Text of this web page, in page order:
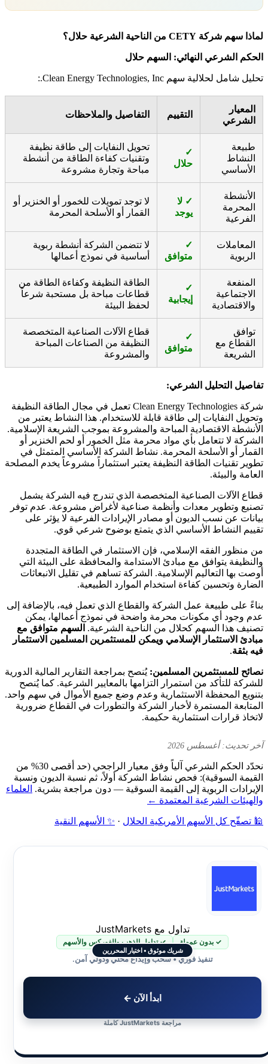
لماذا سهم شركة CETY من الناحية الشرعية حلال؟
الحكم الشرعي النهائي: السهم حلال
تحليل شامل لحلالية سهم Clean Energy Technologies, Inc.:
المعيار
الشرعي
التقييم التفاصيل والملاحظات
طبيعة
النشاط
الأساسي
✓
حلال
تحويل النفايات إلى طاقة نظيفة
وتقنيات كفاءة الطاقة من أنشطة
مباحة وتجارة مشروعة
الأنشطة
المحرمة
الفرعية
✓ لا
يوجد
لا توجد تمويلات للخمور أو الخنزير أو
القمار أو الأسلحة المحرمة
المعاملات
الربوية
✓
متوافق
لا تتضمن الشركة أنشطة ربوية
أساسية في نموذج أعمالها
المنفعة
الاجتماعية
والاقتصادية
✓
إيجابية
الطاقة النظيفة وكفاءة الطاقة من
قطاعات مباحة بل مستحبة شرعاً
لحفظ البيئة
توافق
القطاع مع
الشريعة
✓
متوافق
قطاع الآلات الصناعية المتخصصة
النظيفة من الصناعات المباحة
والمشروعة
تفاصيل التحليل الشرعي:
شركة Clean Energy Technologies تعمل في مجال الطاقة النظيفة
وتحويل النفايات إلى طاقة قابلة للاستخدام. هذا النشاط يعتبر من
الأنشطة الاقتصادية المباحة والمشروعة بموجب الشريعة الإسلامية.
الشركة لا تتعامل بأي مواد محرمة مثل الخمور أو لحم الخنزير أو
القمار أو الأسلحة المحرمة. نشاط الشركة الأساسي المتمثل في
تطوير تقنيات الطاقة النظيفة يعتبر استثماراً مشروعاً يخدم المصلحة
العامة والبيئة.
قطاع الآلات الصناعية المتخصصة الذي تندرج فيه الشركة يشمل
تصنيع وتطوير معدات وأنظمة صناعية لأغراض مشروعة. عدم توفر
بيانات عن نسب الديون أو مصادر الإيرادات الفرعية لا يؤثر على
تقييم النشاط الأساسي الذي يتمتع بوضوح شرعي قوي.
من منظور الفقه الإسلامي، فإن الاستثمار في الطاقة المتجددة
والنظيفة يتوافق مع مبادئ الاستدامة والمحافظة على البيئة التي
أوصت بها التعاليم الإسلامية. الشركة تساهم في تقليل الانبعاثات
الضارة وتحسين كفاءة استخدام الموارد الطبيعية.
بناءً على طبيعة عمل الشركة والقطاع الذي تعمل فيه، بالإضافة إلى
عدم وجود أي مكونات محرمة واضحة في نموذج أعمالها، يمكن
تصنيف هذا السهم كحلال من الناحية الشرعية. السهم متوافق مع
مبادئ الاستثمار الإسلامي ويمكن للمستثمرين المسلمين الاستثمار
فيه بثقة.
نصائح للمستثمرين المسلمين:يُنصح بمراجعة التقارير المالية الدورية
للشركة للتأكد من استمرار التزامها بالمعايير الشرعية. كما يُنصح
بتنويع المحفظة الاستثمارية وعدم وضع جميع الأموال في سهم واحد.
المتابعة المستمرة لأخبار الشركة والتطورات في القطاع ضرورية
لاتخاذ قرارات استثمارية حكيمة.
آخر تحديث: أغسطس 2026
نحدّد الحكم الشرعي آلياً وفق معيار الراجحي (حد أقصى 30% من
القيمة السوقية): فحص نشاط الشركة أولاً، ثم نسبة الديون ونسبة
الإيرادات الربوية إلى القيمة السوقية — دون مراجعة بشرية. العلماء
والهيئات الشرعية المعتمدة ←
🕌 تصفّح كل الأسهم الأمريكية الحلال · ✨ الأسهم النقية
شريك موثوق • اختيار المحررين
تداول مع JustMarkets
✓ بدون عمولة ✓ تداول الذهب والفوركس والأسهم
تنفيذ فوري • سحب وإيداع محلي ودولي آمن.
ابدأ الآن ←
مراجعة JustMarkets كاملة